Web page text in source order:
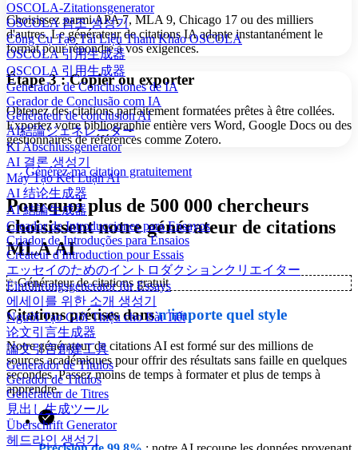
OSCOLA-Zitationsgenerator
OSCOLA 참조 생성기
Công Cụ Tạo Tài Liệu Tham Khảo OSCOLA
OSCOLA 引用生成器
OSCOLA 引用生成器
Generador de Conclusiones de IA
Gerador de Conclusão com IA
Générateur de conclusion AI
AI結論ジェネレーター
KI Abschlussgenerator
AI 결론 생성기
Máy Tạo Kết Luận AI
AI 结论生成器
AI 結論生成器
Creador de Introducciones para Ensayos
Criador de Introduções para Ensaios
Créateur d'Introduction pour Essais
エッセイのためのイントロダクションクリエイター
Einführungsgenerator für Essays
에세이를 위한 소개 생성기
Người Tạo Giới Thiệu cho Bài Tiết
论文引言生成器
論文引言創建工具
Generador de Títulos
Gerador de Títulos
Générateur de Titres
見出し生成ツール
Überschrift Generator
헤드라인 생성기
Choisissez parmi APA 7, MLA 9, Chicago 17 ou des milliers
d'autres. Le générateur de citations IA adapte instantanément le
format pour répondre à vos exigences.
Étape 3 : Copier ou exporter
Obtenez des citations parfaitement formatées prêtes à être collées.
Exportez votre bibliographie entière vers Word, Google Docs ou des
gestionnaires de références comme Zotero.
Générez ma citation gratuitement
Pourquoi plus de 500 000 chercheurs
choisissent notre générateur de citations
MLA AI
✨Générateur de citations gratuit
Citations précises dansn'importe quel style
Notre générateur de citations AI est formé sur des millions de
sources académiques pour offrir des résultats sans faille en quelques
secondes. Passez moins de temps à formater et plus de temps à
apprendre.